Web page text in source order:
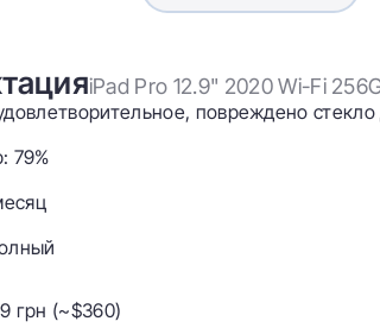
Планшеты
iPad Pro 12.9" 2020 Wi-Fi
повреждено
79%
грн (~$360)